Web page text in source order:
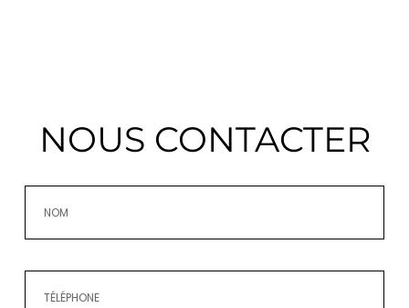
NOUS CONTACTER